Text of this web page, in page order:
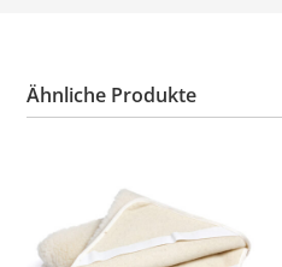
Ähnliche Produkte